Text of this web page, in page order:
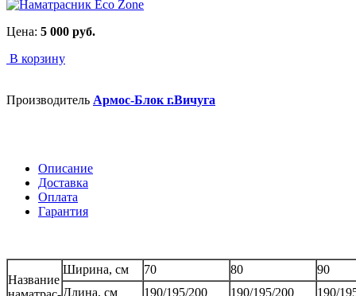
Цена: 5 000 руб.
В корзину
Производитель Армос-Блок г.Вичуга
Описание
Доставка
Оплата
Гарантия
Название
Ширина, см 70 80
90
Длина, см
190/195/200 190/195/200
190/